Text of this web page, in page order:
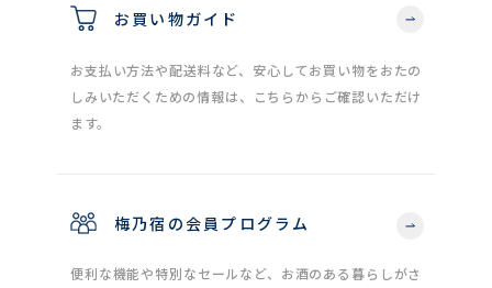
お買い物ガイド
お支払い方法や配送料など、安心してお買い物をおたの
しみいただくための情報は、こちらからご確認いただけ
ます。
梅乃宿の会員プログラム
便利な機能や特別なセールなど、お酒のある暮らしがさ